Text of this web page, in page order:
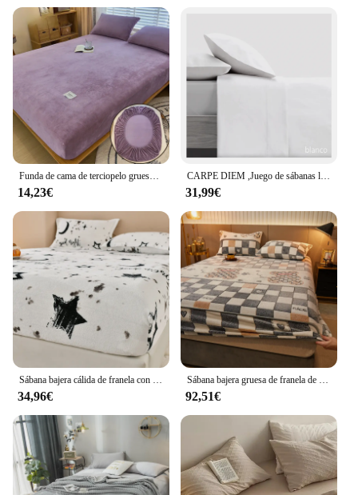
14,23€
CARPE DIEM ,Juego de sábanas lisas completo 50% Algodon colores (Magenda,Gris,Perla,Aguamar,Rosa,Celeste,Blanco,Lino) cama 90, 105, 135, 150,160, 180)
31,99€
34,96€ 92,51€